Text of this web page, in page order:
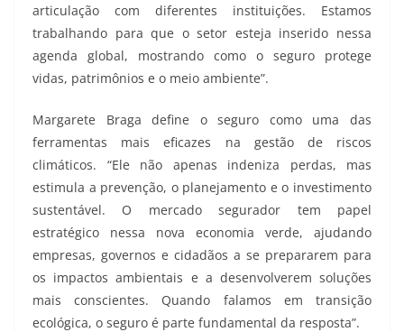
articulação com diferentes instituições. Estamos
trabalhando para que o setor esteja inserido nessa
agenda global, mostrando como o seguro protege
vidas, patrimônios e o meio ambiente”.
Margarete Braga define o seguro como uma das
ferramentas mais eficazes na gestão de riscos
climáticos. “Ele não apenas indeniza perdas, mas
estimula a prevenção, o planejamento e o investimento
sustentável. O mercado segurador tem papel
estratégico nessa nova economia verde, ajudando
empresas, governos e cidadãos a se prepararem para
os impactos ambientais e a desenvolverem soluções
mais conscientes. Quando falamos em transição
ecológica, o seguro é parte fundamental da resposta”.